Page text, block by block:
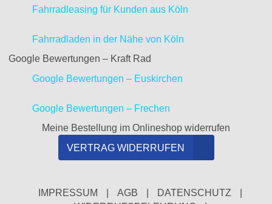
Fahrradleasing für Kunden aus Köln
Fahrradladen in der Nähe von Köln
Google Bewertungen – Kraft Rad
Google Bewertungen – Euskirchen
Google Bewertungen – Frechen
Meine Bestellung im Onlineshop widerrufen
VERTRAG WIDERRUFEN
IMPRESSUM AGB DATENSCHUTZ